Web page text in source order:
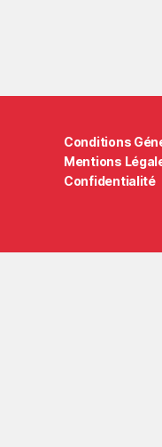
Conditions
Mentions
Confidentialité